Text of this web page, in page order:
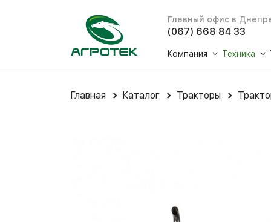
Главный офис в
(067) 668 84 33
Компания Техника
Главная Каталог Тракторы